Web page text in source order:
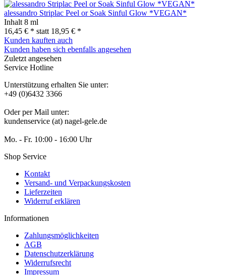
alessandro Striplac Peel or Soak Sinful Glow *VEGAN*
Inhalt 8 ml
16,45 € * statt 18,95 € *
Kunden kauften auch
Kunden haben sich ebenfalls angesehen
Zuletzt angesehen
Service Hotline
Unterstützung erhalten Sie unter:
+49 (0)6432 3366
Oder per Mail unter:
kundenservice (at) nagel-gele.de
Mo. - Fr. 10:00 - 16:00 Uhr
Shop Service
Kontakt
Versand- und Verpackungskosten
Lieferzeiten
Widerruf erklären
Informationen
Zahlungsmöglichkeiten
AGB
Datenschutzerklärung
Widerrufsrecht
Impressum